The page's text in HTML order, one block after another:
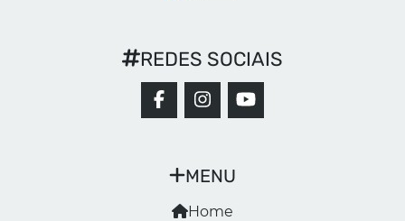
MENU
Home
REDES SOCIAIS